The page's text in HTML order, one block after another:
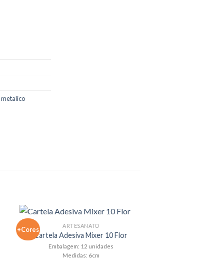
metalico
+Cores ARTESANATO
Cartela Adesiva Mixer 10 Flor
Embalagem: 12 unidades
Medidas: 6cm